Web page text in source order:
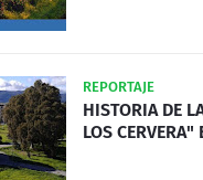
REPORTAJE
HISTORIA DE
LOS CERVERA"